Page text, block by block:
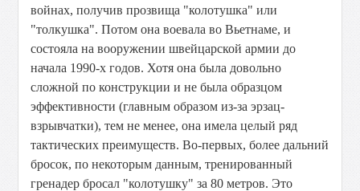
войнах, получив прозвища "колотушка" или
"толкушка". Потом она воевала во Вьетнаме, и
состояла на вооружении швейцарской армии до
начала 1990-х годов. Хотя она была довольно
сложной по конструкции и не была образцом
эффективности (главным образом из-за эрзац-
взрывчатки), тем не менее, она имела целый ряд
тактических преимуществ. Во-первых, более дальний
бросок, по некоторым данным, тренированный
гренадер бросал "колотушку" за 80 метров. Это